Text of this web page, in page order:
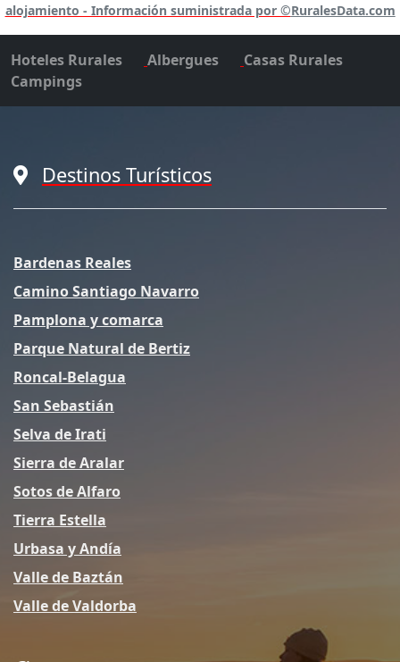
alojamiento - Información suministrada por ©RuralesData.com
Hoteles Rurales Albergues
Casas Rurales
Campings
Destinos Turísticos
Bardenas Reales
Camino Santiago Navarro
Pamplona y comarca
Parque Natural de Bertiz
Roncal-Belagua
San Sebastián
Selva de Irati
Sierra de Aralar
Sotos de Alfaro
Tierra Estella
Urbasa y Andía
Valle de Baztán
Valle de Valdorba